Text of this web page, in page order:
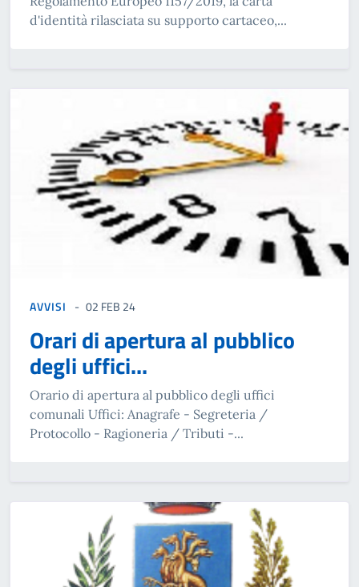
d'identità rilasciata su supporto cartaceo,...
AVVISI 02 FEB 24
Orari di apertura al pubblico
degli uffici...
Orario di apertura al pubblico degli uffici
comunali Uffici: Anagrafe - Segreteria /
Protocollo - Ragioneria / Tributi -...